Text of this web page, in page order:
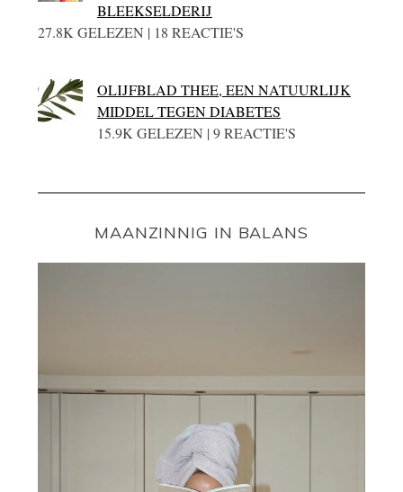
BLEEKSELDERIJ
27.8K GELEZEN | 18 REACTIE'S
OLIJFBLAD THEE, EEN NATUURLIJK
MIDDEL TEGEN DIABETES
15.9K GELEZEN | 9 REACTIE'S
MAANZINNIG IN BALANS